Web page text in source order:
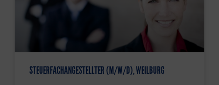
STEUERFACHANGESTELLTER (M/W/D), WEILBURG